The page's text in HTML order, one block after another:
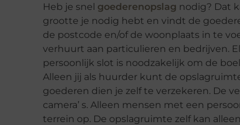
Heb je snel goederenopslag nodig? Dat
grootte je nodig hebt en vindt de
de postcode en/of de woonplaats in te
verhuurt aan particulieren en bedrijven.
persoonlijk slot is noodzakelijk om de
Alleen jij als huurder kunt de
goederen dien je zelf te verzekeren. De
camera’ s. Alleen mensen met een
terrein op. De opslagruimte zelf kan